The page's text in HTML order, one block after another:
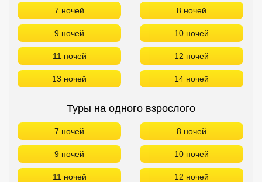
7 ночей 8 ночей
9 ночей 10 ночей
11 ночей 12 ночей
13 ночей 14 ночей
Туры на одного взрослого
7 ночей 8 ночей
9 ночей 10 ночей
11 ночей 12 ночей
Сетевые отели Маврикия